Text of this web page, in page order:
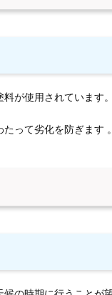
が使用されています。
って劣化を防ぎます 。